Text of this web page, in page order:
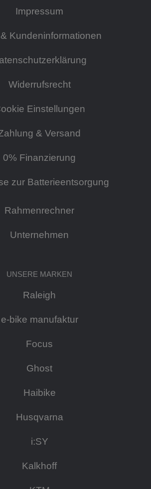
Impressum
Kundeninformationen
Widerrufsrecht
Einstellungen
& Versand
0% Finanzierung
zur Batterieentsorgung
Rahmenrechner
Unternehmen
UNSERE MARKEN
Raleigh
e-bike manufaktur
Focus
Ghost
Haibike
Husqvarna
i:SY
Kalkhoff